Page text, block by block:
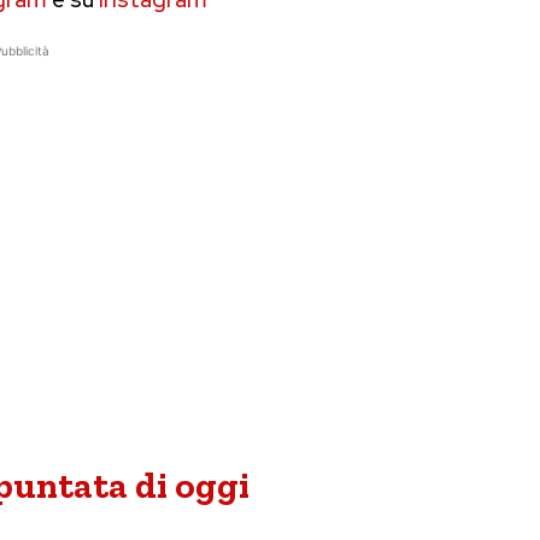
di oggi